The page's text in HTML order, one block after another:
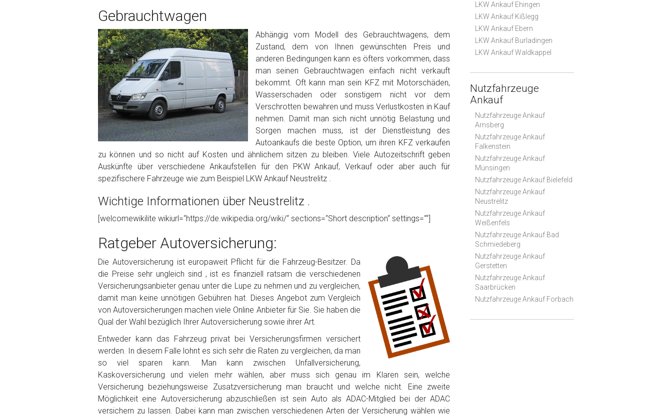
Kilometerstand
Preisvorstellung
Name*
Telefon*
Email
PLZ und Ort
Foto Nr. 1
Foto Nr. 2
Foto Nr. 3
Sonstiges
Gebrauchtwagen
Abhängig vom Modell des Gebrauchtwagens, dem
Zustand, dem von Ihnen gewünschten Preis und
anderen Bedingungen kann es öfters vorkommen, dass
man seinen Gebrauchtwagen einfach nicht verkauft
bekommt. Oft kann man sein KFZ mit Motorschäden,
Wasserschaden oder sonstigem nicht vor dem
Verschrotten bewahren und muss Verlustkosten in Kauf
nehmen. Damit man sich nicht unnötig Belastung und
Sorgen machen muss, ist der Dienstleistung des
Autoankaufs die beste Option, um ihren KFZ verkaufen
zu können und so nicht auf Kosten und ähnlichem sitzen zu bleiben. Viele Autozeitschrift geben
Auskünfte über verschiedene Ankaufstellen für den PKW Ankauf, Verkauf oder aber auch für
spezifischere Fahrzeuge wie zum Beispiel LKW Ankauf Neustrelitz .
Wichtige Informationen über Neustrelitz .
[welcomewikilite wikiurl=“https://de.wikipedia.org/wiki/“ sections=“Short description“ settings=““]
Ratgeber Autoversicherung:
Die Autoversicherung ist europaweit Pflicht für die Fahrzeug-Besitzer. Da
die Preise sehr ungleich sind , ist es finanziell ratsam die verschiedenen
Versicherungsanbieter genau unter die Lupe zu nehmen und zu vergleichen,
damit man keine unnötigen Gebühren hat. Dieses Angebot zum Vergleich
von Autoversicherungen machen viele Online Anbieter für Sie. Sie haben die
Qual der Wahl bezüglich Ihrer Autoversicherung sowie ihrer Art.
Entweder kann das Fahrzeug privat bei Versicherungsfirmen versichert
werden. In diesem Falle lohnt es sich sehr die Raten zu vergleichen, da man
so viel sparen kann. Man kann zwischen Unfallversicherung,
Kaskoversicherung und vielen mehr wählen, aber muss sich genau im Klaren sein, welche
Versicherung beziehungsweise Zusatzversicherung man braucht und welche nicht. Eine zweite
Möglichkeit eine Autoversicherung abzuschließen ist sein Auto als ADAC-Mitglied bei der ADAC
versichern zu lassen. Dabei kann man zwischen verschiedenen Arten der Versicherung wählen wie
LKW Ankauf Ehingen
LKW Ankauf Kißlegg
LKW Ankauf Ebern
LKW Ankauf Burladingen
LKW Ankauf Waldkappel
Nutzfahrzeuge
Ankauf
Nutzfahrzeuge Ankauf
Arnsberg
Nutzfahrzeuge Ankauf
Falkenstein
Nutzfahrzeuge Ankauf
Münsingen
Nutzfahrzeuge Ankauf Bielefeld
Nutzfahrzeuge Ankauf
Neustrelitz
Nutzfahrzeuge Ankauf
Weißenfels
Nutzfahrzeuge Ankauf Bad
Schmiedeberg
Nutzfahrzeuge Ankauf
Gerstetten
Nutzfahrzeuge Ankauf
Saarbrücken
Nutzfahrzeuge Ankauf Forbach